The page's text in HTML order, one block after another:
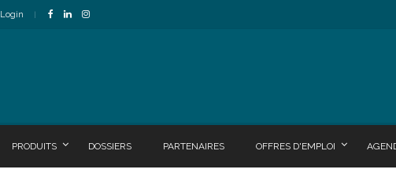
Login
PRODUITS DOSSIERS PARTENAIRES OFFRES D'EMPLOI